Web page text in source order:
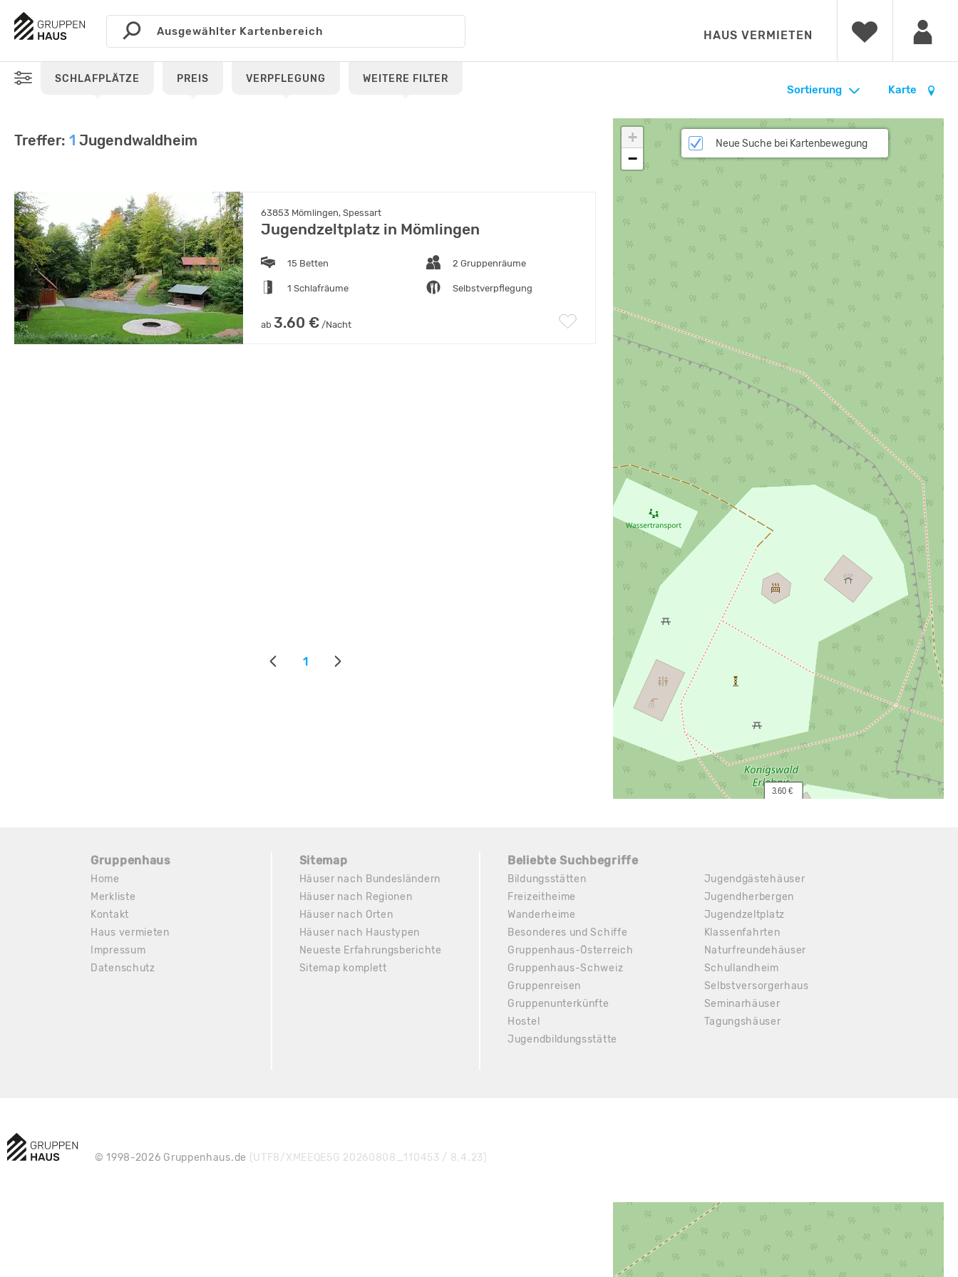
HAUS VERMIETEN
SCHLAFPLÄTZE PREIS VERPFLEGUNG WEITERE FILTER
Karte
Sortierung
Treffer: 1 Jugendwaldheim
63853 Mömlingen, Spessart
Jugendzeltplatz in Mömlingen
15 Betten 2 Gruppenräume
1 Schlafräume Selbstverpflegung
ab 3.60 € /Nacht
1
  3.60 €
+
−
Neue Suche bei Kartenbewegung
Gruppenhaus
Home
Merkliste
Kontakt
Haus vermieten
Impressum
Datenschutz
Sitemap
Häuser nach Bundesländern
Häuser nach Regionen
Häuser nach Orten
Häuser nach Haustypen
Neueste Erfahrungsberichte
Sitemap komplett
Beliebte Suchbegriffe
Bildungsstätten
Freizeitheime
Wanderheime
Besonderes und Schiffe
Gruppenhaus-Österreich
Gruppenhaus-Schweiz
Gruppenreisen
Gruppenunterkünfte
Hostel
Jugendbildungsstätte
Jugendgästehäuser
Jugendherbergen
Jugendzeltplatz
Klassenfahrten
Naturfreundehäuser
Schullandheim
Selbstversorgerhaus
Seminarhäuser
Tagungshäuser
© 1998-2026 Gruppenhaus.de (UTF8/XMEEQE5G 20260808_110453 / 8.4.23)